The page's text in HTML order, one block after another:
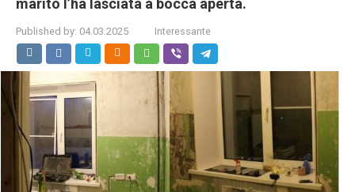
marito l’ha lasciata a bocca aperta.
Published by: 04.03.2025 Interessante